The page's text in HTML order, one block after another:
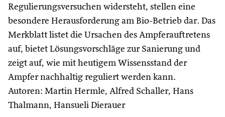
Regulierungsversuchen widersteht, stellen eine
besondere Herausforderung am Bio-Betrieb dar. Das
Merkblatt listet die Ursachen des Ampferauftretens
auf, bietet Lösungsvorschläge zur Sanierung und
zeigt auf, wie mit heutigem Wissensstand der
Ampfer nachhaltig reguliert werden kann.
Autoren: Martin Hermle, Alfred Schaller, Hans
Thalmann, Hansueli Dierauer